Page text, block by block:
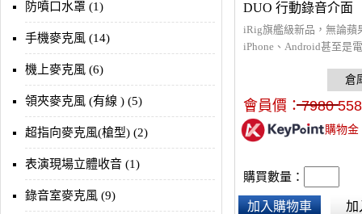
防噴口水罩 (1)
手機麥克風 (14)
機上麥克風 (6)
領夾麥克風 (有線 ) (5)
超指向麥克風(槍型) (2)
表演現場立體收音 (1)
錄音室麥克風 (9)
DUO 行動錄音介面
iRig旗艦級新品，無論蘋
iPhone、Android甚至是
克風、6.3mm樂器、
時監聽耳機、喇叭輸出
創作軟體，適合音樂工
音領域應用。
會員價：7980
購物金
購買數量：
加入購物車 加